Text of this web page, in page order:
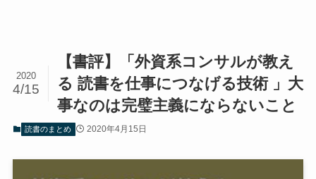
【書評】「外資系コンサルが教え
る 読書を仕事につなげる技術 」大
事なのは完璧主義にならないこと
2020
4/15
読書のまとめ 2020年4月15日